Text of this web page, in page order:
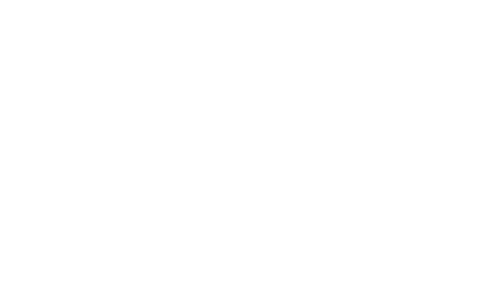
TV HDR10+ 144 HZ VRR 75A400M